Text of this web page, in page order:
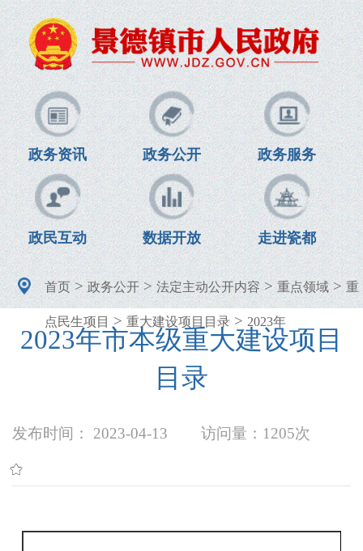
政务资讯 政务公开 政务服务
政民互动 数据开放 走进瓷都
首页>政务公开>法定主动公开内容>重点领域>重
点民生项目 > 重大建设项目目录> 2023年
2023年市本级重大建设项目
目录
发布时间： 2023-04-13 访问量： 1205次